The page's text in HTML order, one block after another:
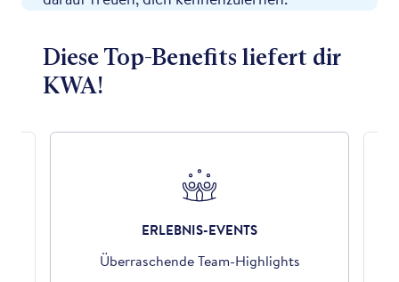
Diese Top-Benefits liefert dir
KWA!
ERLEBNIS-EVENTS
Überraschende Team-Highlights